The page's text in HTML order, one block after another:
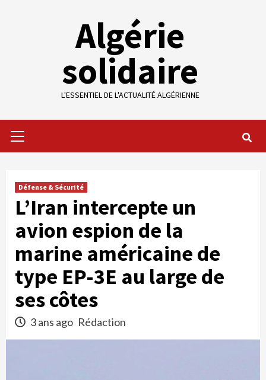
Algérie
solidaire
L'ESSENTIEL DE L'ACTUALITÉ ALGÉRIENNE
Menu
Défense & Sécurité
L’Iran intercepte un
avion espion de la
marine américaine de
type EP-3E au large de
ses côtes
3 ans ago Rédaction